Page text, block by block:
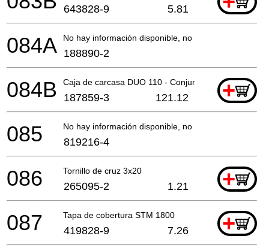
643828-9 5.81
No hay información disponible, no se puede pedir
084A 188890-2
Caja de carcasa DUO 110 - Conjunto +
084B 187859-3 121.12
No hay información disponible, no se puede pedir
085 819216-4
Tornillo de cruz 3x20 +
086 265095-2 1.21
Tapa de cobertura STM 1800 +
087 419828-9 7.26